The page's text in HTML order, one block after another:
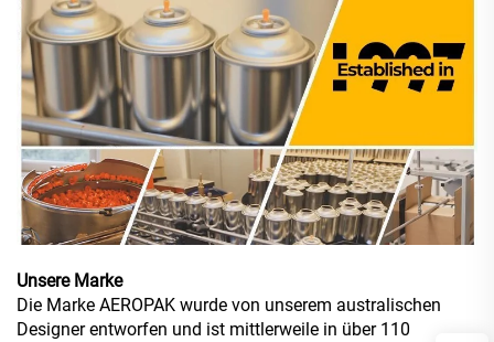
Unsere Marke
Die Marke AEROPAK wurde von unserem australischen
Designer entworfen und ist mittlerweile in über 110